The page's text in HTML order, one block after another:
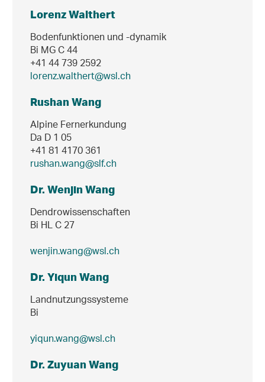
Lorenz Walthert
Bodenfunktionen und -dynamik
Bi MG C 44
+41 44 739 2592
lorenz.walthert@wsl.ch
Rushan Wang
Alpine Fernerkundung
Da D 1 05
+41 81 4170 361
rushan.wang@slf.ch
Dr. Wenjin Wang
Dendrowissenschaften
Bi HL C 27
wenjin.wang@wsl.ch
Dr. Yiqun Wang
Landnutzungssysteme
Bi
yiqun.wang@wsl.ch
Dr. Zuyuan Wang